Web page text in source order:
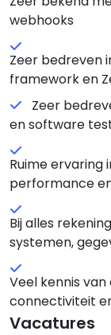
webhooks
Zeer bedreven
framework en
Zeer
en software
Ruime ervaring
performance
Bij alles
systemen,
Veel kennis
connectiviteit
Vacatures